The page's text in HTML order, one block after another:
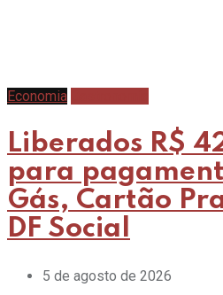
Economia
Liberados R$
para
Gás, Cartão
DF Social
5 de agosto de 2026